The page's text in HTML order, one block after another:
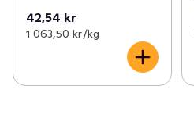
42,54 kr
1 063,50 kr /kg